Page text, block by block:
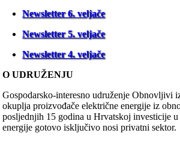
Newsletter 6. veljače
Newsletter 5. veljače
Newsletter 4. veljače
O UDRUŽENJU
Gospodarsko-interesno udruženje Obnovljivi
okuplja proizvođače električne energije iz
posljednjih 15 godina u Hrvatskoj investicije
energije gotovo isključivo nosi privatni sektor.